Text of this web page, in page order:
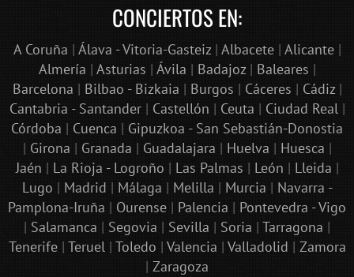
CONCIERTOS EN:
A Coruña | Álava - Vitoria-Gasteiz| Albacete| Alicante|
Almería | Asturias | Ávila | Badajoz| Baleares |
Barcelona | Bilbao - Bizkaia | Burgos | Cáceres | Cádiz|
Cantabria - Santander| Castellón | Ceuta | Ciudad Real|
Córdoba | Cuenca | Gipuzkoa - San Sebastián-Donostia
| Girona | Granada | Guadalajara | Huelva | Huesca |
Jaén | La Rioja - Logroño | Las Palmas | León | Lleida |
Lugo | Madrid | Málaga | Melilla | Murcia | Navarra -
Pamplona-Iruña | Ourense | Palencia | Pontevedra - Vigo
| Salamanca | Segovia | Sevilla | Soria | Tarragona |
Tenerife| Teruel| Toledo | Valencia | Valladolid | Zamora
| Zaragoza